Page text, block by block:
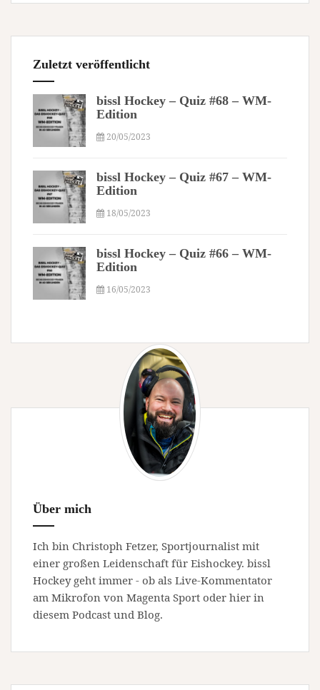
Zuletzt veröffentlicht
bissl Hockey – Quiz #68 – WM-
Edition
20/05/2023
bissl Hockey – Quiz #67 – WM-
Edition
18/05/2023
bissl Hockey – Quiz #66 – WM-
Edition
16/05/2023
Über mich
Ich bin Christoph Fetzer, Sportjournalist mit
einer großen Leidenschaft für Eishockey. bissl
Hockey geht immer - ob als Live-Kommentator
am Mikrofon von Magenta Sport oder hier in
diesem Podcast und Blog.